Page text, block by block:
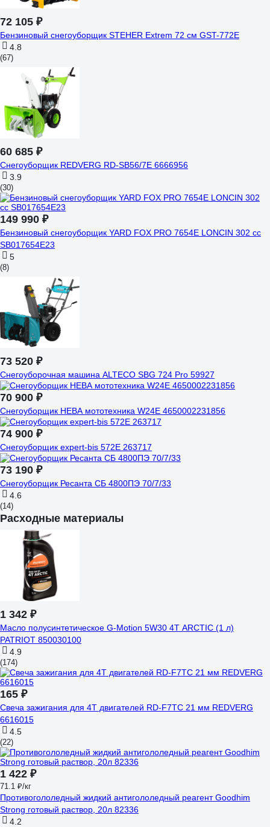
72 105 ₽
Бензиновый снегоуборщик STEHER Extrem 72 см GST-772E
4.8
(67)
60 685 ₽
Снегоуборщик REDVERG RD-SB56/7E 6666956
3.9
(30)
149 990 ₽
Бензиновый снегоуборщик YARD FOX PRO 7654E LONCIN 302 сс
SB017654E23
5
(8)
73 520 ₽
Снегоуборочная машина ALTECO SBG 724 Pro 59927
70 900 ₽
Снегоуборщик НЕВА мототехника W24Е 4650002231856
74 900 ₽
Снегоуборщик expert-bis 572Е 263717
73 190 ₽
Снегоуборщик Ресанта СБ 4800ПЭ 70/7/33
4.6
(14)
Расходные материалы
1 342 ₽
Масло полусинтетическое G-Motion 5W30 4Т ARCTIC (1 л)
PATRIOT 850030100
4.9
(174)
165 ₽
Свеча зажигания для 4Т двигателей RD-F7TC 21 мм REDVERG
6616015
4.5
(22)
1 422 ₽
71.1 ₽/кг
Противогололедный жидкий антигололедный реагент Goodhim
Strong готовый раствор, 20л 82336
4.2